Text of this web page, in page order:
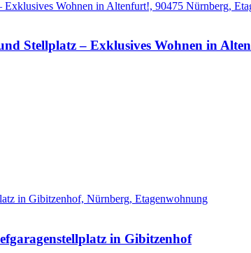
Stellplatz – Exklusives Wohnen in
in Gibitzenhof